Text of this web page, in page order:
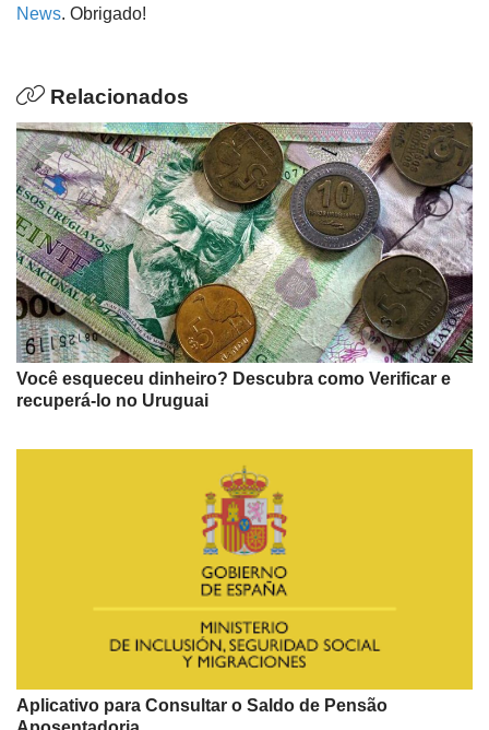
News. Obrigado!
Relacionados
Você esqueceu dinheiro? Descubra como Verificar e
recuperá-lo no Uruguai
Aplicativo para Consultar o Saldo de Pensão